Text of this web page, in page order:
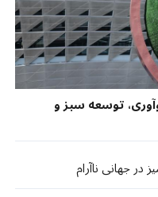
تمرکز بر نوآوری، توسعه سبز و
جهانی ناآرام